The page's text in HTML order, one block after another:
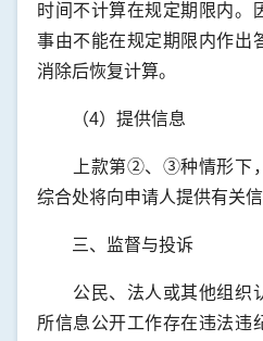
时间不计算在规定期限内。
事由不能在规定期限内作出
消除后恢复计算。
（4）提供信息
上款第②、③种情形下，
综合处将向申请人提供有关信
三、监督与投诉
公民、法人或其他组织
所信息公开工作存在违法违